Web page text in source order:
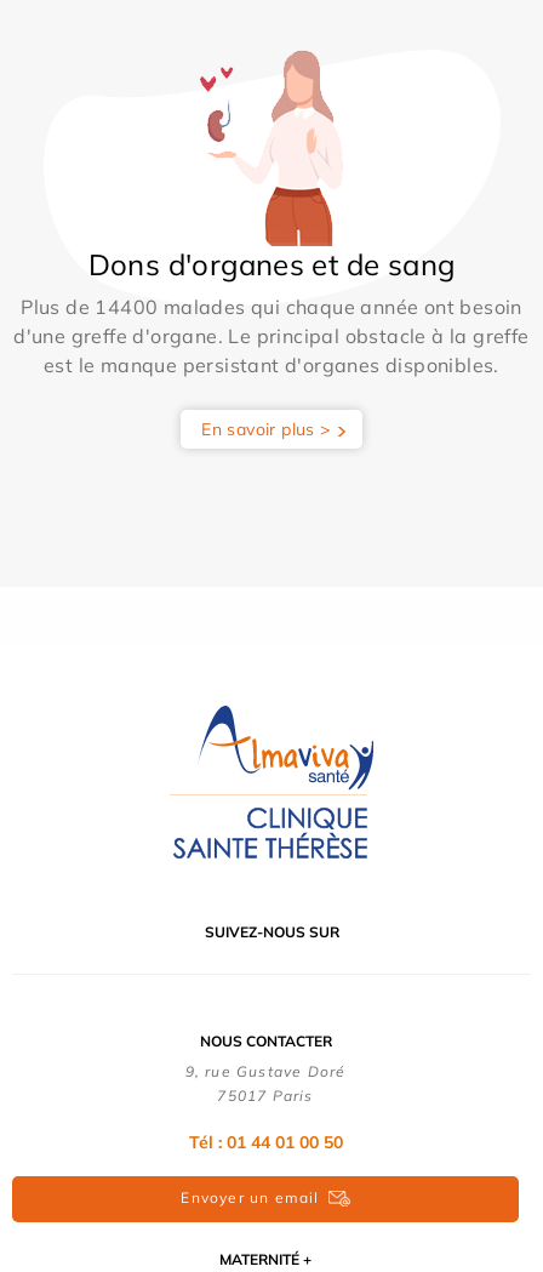
Dons d'organes et de sang
Plus de 14400 malades qui chaque année ont besoin
d'une greffe d'organe. Le principal obstacle à la greffe
est le manque persistant d'organes disponibles.
En savoir plus >
SUIVEZ-NOUS SUR
NOUS CONTACTER
9, rue Gustave Doré
75017 Paris
Tél : 01 44 01 00 50
Envoyer un email
MATERNITÉ